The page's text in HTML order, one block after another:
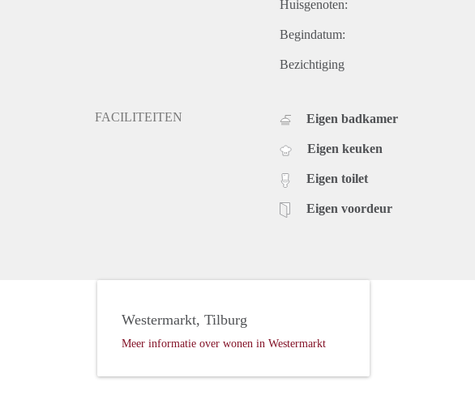
Huisgenoten:
Begindatum:
Bezichtiging
FACILITEITEN Eigen badkamer
Eigen keuken
Eigen toilet
Eigen voordeur
Westermarkt, Tilburg
Meer informatie over wonen in Westermarkt